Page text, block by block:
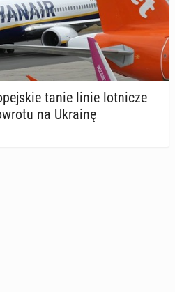
tanie linie lot­ni­cze
na Ukrainę